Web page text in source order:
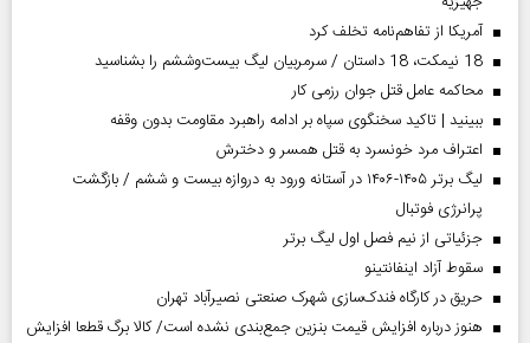
آمریکا از تفاهم‌نامه تخلف کرد
18 نیمکت، 18 داستان / سرمربیان لیگ بیست‌وششم را بشناسید
محاکمه عامل قتل جوان رزمی کار
ببینید | تاکید سخنگوی سپاه بر ادامه راهبرد مقاومت بدون وقفه
اعتراف مرد خونسرد به قتل همسر و دخترش
لیگ برتر ۱۴۰۵-۱۴۰۶ در آستانه ورود به دروازه بیست و ششم / بازگشت
پرانرژی فوتبال
جزئیاتی از نیم فصل اول لیگ برتر
سقوط آزاد اینفانتینو
حریق در کارگاه فندک‌سازی شهرک صنعتی نصیرآباد تهران
هنوز درباره افزایش قیمت بنزین جمع‌بندی نشده است/ کالا برگ قطعا افزایش